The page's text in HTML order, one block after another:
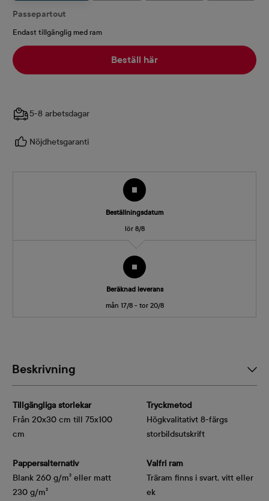
Passepartout
Endast tillgänglig med ram
Beställ här
5-8 arbetsdagar
Nöjdhetsgaranti
Beställningsdatum
lör 8/8
Beräknad leverans
mån 17/8 - tor 20/8
Beskrivning
Tillgängliga storlekar
Från 20x30 cm till 75x100
cm
Pappersalternativ
Blank 260 g/m² eller matt
230 g/m²
Tryckmetod
Högkvalitativt 8-färgs
storbildsutskrift
Valfri ram
Träram finns i svart, vitt eller
ek